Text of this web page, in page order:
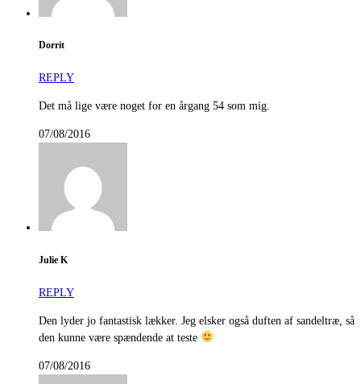
Dorrit
REPLY
Det må lige være noget for en årgang 54 som mig.
07/08/2016
Julie K
REPLY
Den lyder jo fantastisk lækker. Jeg elsker også duften af sandeltræ, så
den kunne være spændende at teste
07/08/2016